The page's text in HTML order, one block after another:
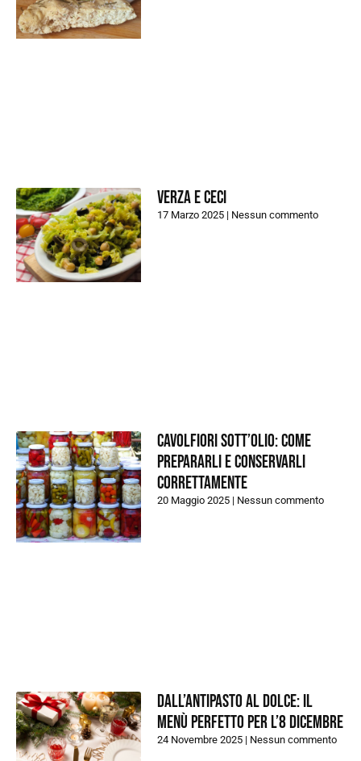
Verza e ceci
17 Marzo 2025 Nessun commento
Cavolfiori sott’olio: come
prepararli e conservarli
correttamente
20 Maggio 2025 Nessun commento
Dall’antipasto al dolce: il
menù perfetto per l’8 dicembre
24 Novembre 2025 Nessun commento